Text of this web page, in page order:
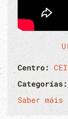
Centro:
Saber máis